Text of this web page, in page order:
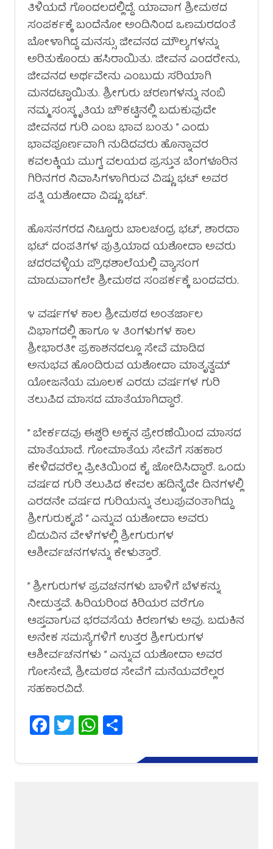
ತಿಳಿಯದೆ ಗೊಂದಲದಲ್ಲಿದ್ದೆ. ಯಾವಾಗ ಶ್ರೀಮಠದ
ಸಂಪರ್ಕಕ್ಕೆ ಬಂದೆನೋ ಅಂದಿನಿಂದ ಒಣಮರದಂತೆ
ಬೋಳಾಗಿದ್ದ ಮನಸ್ಸು ಜೀವನದ ಮೌಲ್ಯಗಳನ್ನು
ಅರಿತುಕೊಂಡು ಹಸಿರಾಯಿತು. ಜೀವನ ಎಂದರೇನು,
ಜೀವನದ ಅರ್ಥವೇನು ಎಂಬುದು ಸರಿಯಾಗಿ
ಮನದಟ್ಟಾಯಿತು. ಶ್ರೀಗುರು ಚರಣಗಳನ್ನು ನಂಬಿ
ನಮ್ಮ ಸಂಸ್ಕೃತಿಯ ಚೌಕಟ್ಟಿನಲ್ಲಿ ಬದುಕುವುದೇ
ಜೀವನದ ಗುರಿ ಎಂಬ ಭಾವ ಬಂತು ” ಎಂದು
ಭಾವಪೂರ್ಣವಾಗಿ ನುಡಿದವರು ಹೊನ್ನಾವರ
ಕವಲಕ್ಕಿಯ ಮುಗ್ವ ವಲಯದ ಪ್ರಸ್ತುತ ಬೆಂಗಳೂರಿನ
ಗಿರಿನಗರ ನಿವಾಸಿಗಳಾಗಿರುವ ವಿಷ್ಣು ಭಟ್ ಅವರ
ಪತ್ನಿ ಯಶೋದಾ ವಿಷ್ಣು ಭಟ್.
ಹೊಸನಗರದ ನಿಟ್ಟೂರು ಬಾಲಚಂದ್ರ ಭಟ್, ಶಾರದಾ
ಭಟ್ ದಂಪತಿಗಳ ಪುತ್ರಿಯಾದ ಯಶೋದಾ ಅವರು
ಚದರವಳ್ಳಿಯ ಪ್ರೌಢಶಾಲೆಯಲ್ಲಿ ವ್ಯಾಸಂಗ
ಮಾಡುವಾಗಲೇ ಶ್ರೀಮಠದ ಸಂಪರ್ಕಕ್ಕೆ ಬಂದವರು.
೪ ವರ್ಷಗಳ ಕಾಲ ಶ್ರೀಮಠದ ಅಂತರ್ಜಾಲ
ವಿಭಾಗದಲ್ಲಿ ಹಾಗೂ ೪ ತಿಂಗಳುಗಳ ಕಾಲ
ಶ್ರೀಭಾರತೀ ಪ್ರಕಾಶನದಲ್ಲೂ ಸೇವೆ ಮಾಡಿದ
ಅನುಭವ ಹೊಂದಿರುವ ಯಶೋದಾ ಮಾತೃತ್ವಮ್
ಯೋಜನೆಯ ಮೂಲಕ ಎರಡು ವರ್ಷಗಳ ಗುರಿ
ತಲುಪಿದ ಮಾಸದ ಮಾತೆಯಾಗಿದ್ದಾರೆ.
” ಬೇರ್ಕಡವು ಈಶ್ವರಿ ಅಕ್ಕನ ಪ್ರೇರಣೆಯಿಂದ ಮಾಸದ
ಮಾತೆಯಾದೆ. ಗೋಮಾತೆಯ ಸೇವೆಗೆ ಸಹಕಾರ
ಕೇಳಿದವರೆಲ್ಲ ಪ್ರೀತಿಯಿಂದ ಕೈ ಜೋಡಿಸಿದ್ದಾರೆ‌. ಒಂದು
ವರ್ಷದ ಗುರಿ ತಲುಪಿದ ಕೇವಲ ಹದಿನೈದೇ ದಿನಗಳಲ್ಲಿ
ಎರಡನೇ ವರ್ಷದ ಗುರಿಯನ್ನು ತಲುಪುವಂತಾಗಿದ್ದು
ಶ್ರೀಗುರುಕೃಪೆ ” ಎನ್ನುವ ಯಶೋದಾ ಅವರು
ಬಿಡುವಿನ ವೇಳೆಗಳಲ್ಲಿ ಶ್ರೀಗುರುಗಳ
ಆಶೀರ್ವಚನಗಳನ್ನು ಕೇಳುತ್ತಾರೆ.
” ಶ್ರೀಗುರುಗಳ ಪ್ರವಚನಗಳು ಬಾಳಿಗೆ ಬೆಳಕನ್ನು
ನೀಡುತ್ತವೆ. ಹಿರಿಯರಿಂದ ಕಿರಿಯರ ವರೆಗೂ
ಆಪ್ತವಾಗುವ ಭರವಸೆಯ ಕಿರಣಗಳು ಅವು. ಬದುಕಿನ
ಅನೇಕ ಸಮಸ್ಯೆಗಳಿಗೆ ಉತ್ತರ ಶ್ರೀಗುರುಗಳ
ಆಶೀರ್ವಚನಗಳು ” ಎನ್ನುವ ಯಶೋದಾ ಅವರ
ಗೋಸೇವೆ, ಶ್ರೀಮಠದ ಸೇವೆಗೆ ಮನೆಯವರೆಲ್ಲರ
ಸಹಕಾರವಿದೆ.
Facebook
TwitterWhatsApp